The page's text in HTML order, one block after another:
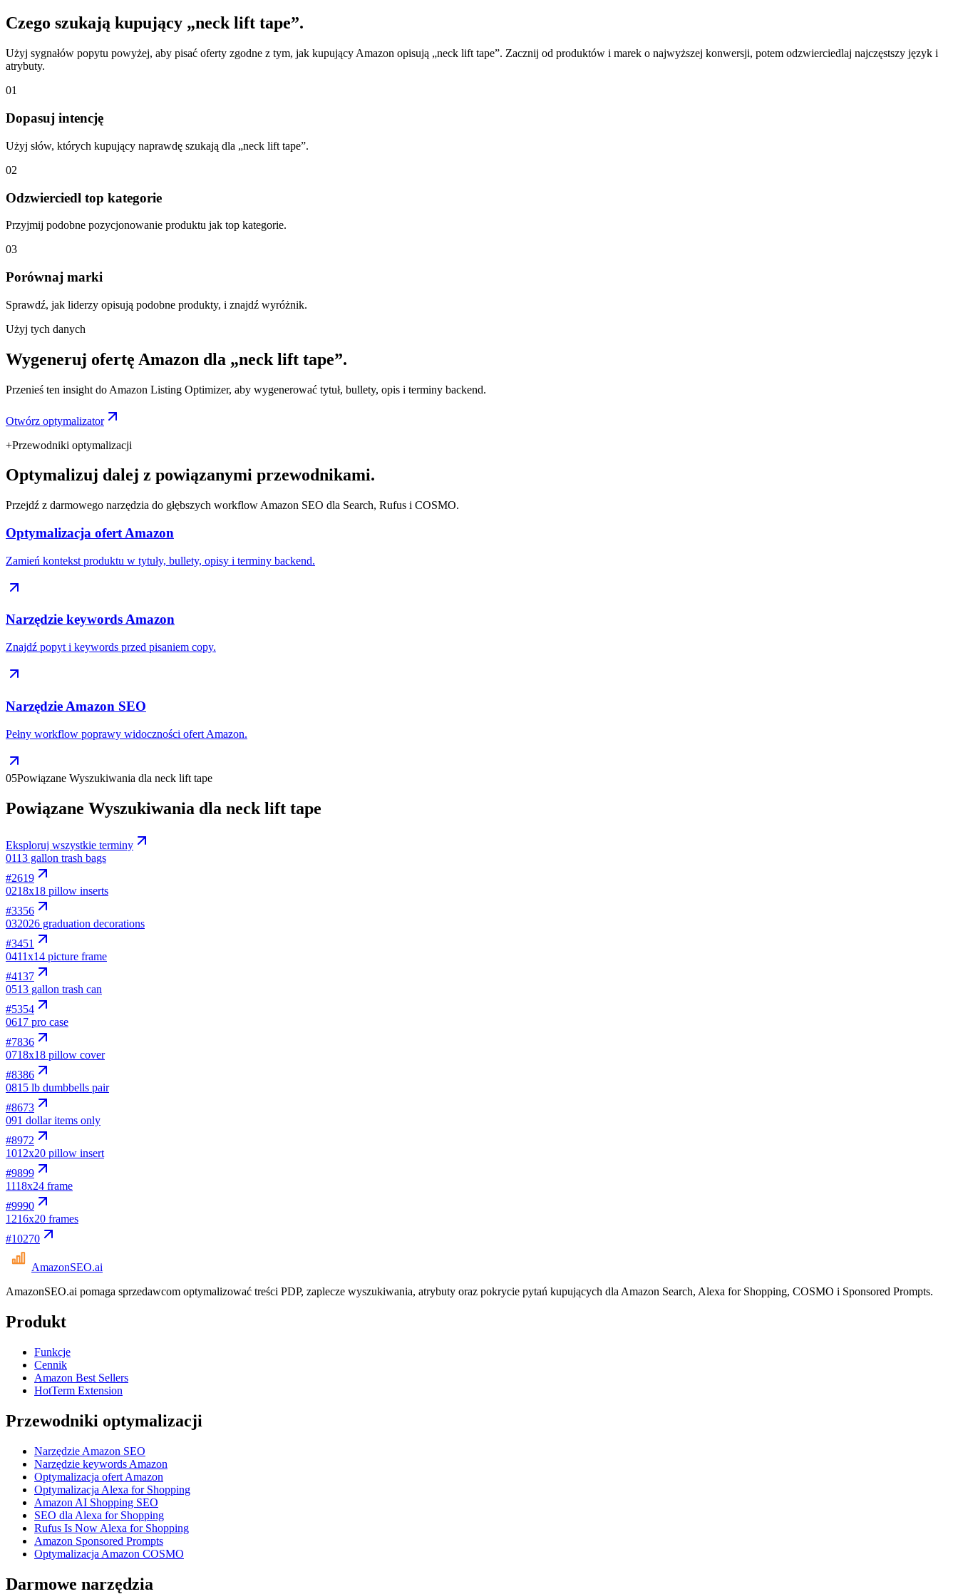
Czego szukają kupujący „neck lift tape”.
Użyj sygnałów popytu powyżej, aby pisać oferty zgodne z tym, jak kupujący Amazon opisują „neck lift tape”. Zacznij od produktów i marek o najwyższej konwersji, potem odzwierciedlaj najczęstszy język i
atrybuty.
01
Dopasuj intencję
Użyj słów, których kupujący naprawdę szukają dla „neck lift tape”.
02
Odzwierciedl top kategorie
Przyjmij podobne pozycjonowanie produktu jak top kategorie.
03
Porównaj marki
Sprawdź, jak liderzy opisują podobne produkty, i znajdź wyróżnik.
Użyj tych danych
Wygeneruj ofertę Amazon dla „neck lift tape”.
Przenieś ten insight do Amazon Listing Optimizer, aby wygenerować tytuł, bullety, opis i terminy backend.
Otwórz optymalizator
+Przewodniki optymalizacji
Optymalizuj dalej z powiązanymi przewodnikami.
Przejdź z darmowego narzędzia do głębszych workflow Amazon SEO dla Search, Rufus i COSMO.
Optymalizacja ofert Amazon
Zamień kontekst produktu w tytuły, bullety, opisy i terminy backend.
Narzędzie keywords Amazon
Znajdź popyt i keywords przed pisaniem copy.
Narzędzie Amazon SEO
Pełny workflow poprawy widoczności ofert Amazon.
05Powiązane Wyszukiwania dla neck lift tape
Powiązane Wyszukiwania dla neck lift tape
Eksploruj wszystkie terminy
0113 gallon trash bags
#2619
0218x18 pillow inserts
#3356
032026 graduation decorations
#3451
0411x14 picture frame
#4137
0513 gallon trash can
#5354
0617 pro case
#7836
0718x18 pillow cover
#8386
0815 lb dumbbells pair
#8673
091 dollar items only
#8972
1012x20 pillow insert
#9899
1118x24 frame
#9990
1216x20 frames
#10270
AmazonSEO.ai
AmazonSEO.ai pomaga sprzedawcom optymalizować treści PDP, zaplecze wyszukiwania, atrybuty oraz pokrycie pytań kupujących dla Amazon Search, Alexa for Shopping, COSMO i Sponsored Prompts.
Produkt
Funkcje
Cennik
Amazon Best Sellers
HotTerm Extension
Przewodniki optymalizacji
Narzędzie Amazon SEO
Narzędzie keywords Amazon
Optymalizacja ofert Amazon
Optymalizacja Alexa for Shopping
Amazon AI Shopping SEO
SEO dla Alexa for Shopping
Rufus Is Now Alexa for Shopping
Amazon Sponsored Prompts
Optymalizacja Amazon COSMO
Darmowe narzędzia